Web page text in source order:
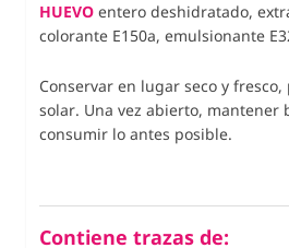
HUEVO entero deshidratado,
colorante E150a, emulsionante
Conservar en lugar seco y
solar. Una vez abierto, mantener
consumir lo antes posible.
Contiene trazas de: